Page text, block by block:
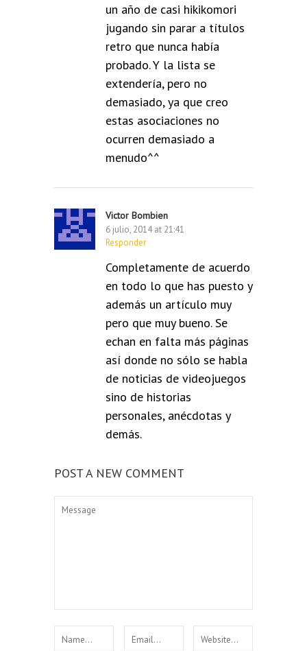
un año de casi hikikomori
jugando sin parar a títulos
retro que nunca había
probado. Y la lista se
extendería, pero no
demasiado, ya que creo
estas asociaciones no
ocurren demasiado a
menudo^^
Victor Bombien
6 julio, 2014 at 21:41
Responder
Completamente de acuerdo
en todo lo que has puesto y
además un artículo muy
pero que muy bueno. Se
echan en falta más páginas
así donde no sólo se habla
de noticias de videojuegos
sino de historias
personales, anécdotas y
demás.
POST A NEW COMMENT